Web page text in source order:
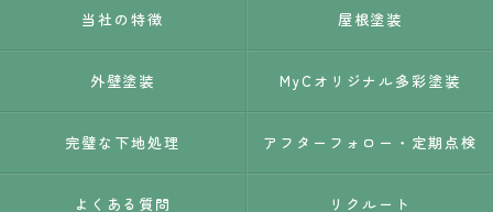
当社の特徴 屋根塗装
外壁塗装 MyCオリジナル多彩塗装
完璧な下地処理 アフターフォロー・定期点検
よくある質問 リクルート